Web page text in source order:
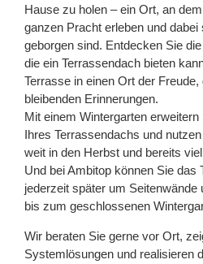
Hause zu holen – ein Ort, an
ganzen Pracht erleben und
geborgen sind. Entdecken Sie
die ein Terrassendach bieten
Terrasse in einen Ort der
bleibenden Erinnerungen.
Mit einem Wintergarten
Ihres Terrassendachs und
weit in den Herbst und bereits
Und bei Ambitop können Sie das
jederzeit später um Seitenwände
bis zum geschlossenen
Wir beraten Sie gerne vor Ort,
Systemlösungen und realisieren